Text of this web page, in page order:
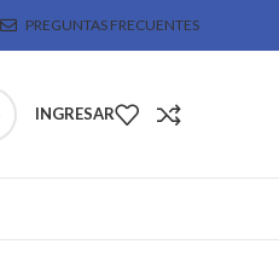
PREGUNTAS FRECUENTES
INGRESAR